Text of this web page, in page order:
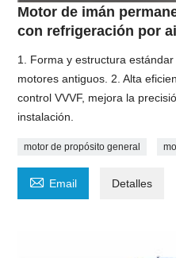
Motor de imán
con refrigeración por
1. Forma y estructura
motores antiguos. 2. Alta
control VVVF, mejora la
instalación.
motor de propósito general
 Email Detalles